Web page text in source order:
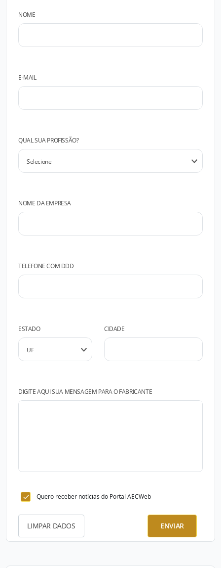
NOME
E-MAIL
QUAL SUA PROFISSÃO?
NOME DA EMPRESA
TELEFONE COM DDD
ESTADO CIDADE
DIGITE AQUI SUA MENSAGEM PARA O FABRICANTE
Quero receber notícias do Portal AECWeb
LIMPAR DADOS ENVIAR